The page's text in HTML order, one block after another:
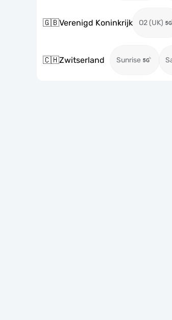
🇬🇧Verenigd Koninkrijk O2 (UK)
🇨🇭Zwitserland Sunrise